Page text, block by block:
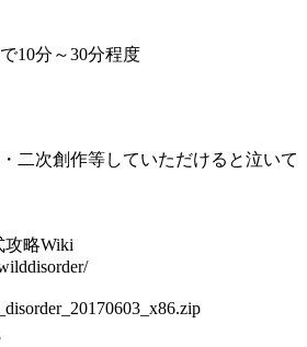
10分～30分程度
二次創作等していただけると泣いて
攻略Wiki